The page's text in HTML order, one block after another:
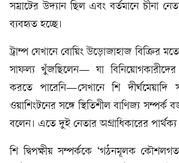
সম্রাটের উদ্যান ছিল এবং বর্তমানে চীনা
ব্যবহৃত হচ্ছে।
ট্রাম্প যেখানে বোয়িং উড়োজাহাজ বিক্রির
সাফল্য খুঁজছিলেন— যা
করতে পারেনি—সেখানে শি
ওয়াশিংটনের সঙ্গে স্থিতিশীল বাণিজ্য সম্পর্ক
বলেন। এতে দুই নেতার অগ্রাধিকারের
শি দ্বিপক্ষীয় সম্পর্ককে ‘গঠনমূলক কৌশলগত